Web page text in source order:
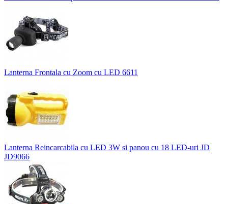
Lanterna Frontala cu Zoom cu LED 6611
Lanterna Reincarcabila cu LED 3W si panou cu 18 LED-uri JD
JD9066